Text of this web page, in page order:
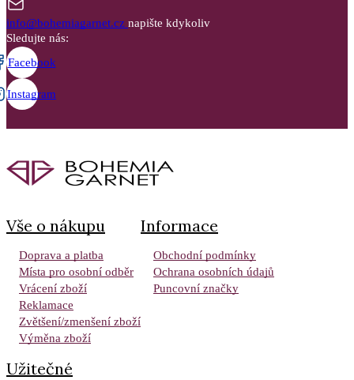
info@bohemiagarnet.cz napište kdykoliv
Sledujte nás:
Facebook
Instagram
Vše o nákupu
Doprava a platba
Místa pro osobní odběr
Vrácení zboží
Reklamace
Zvětšení/zmenšení zboží
Výměna zboží
Informace
Obchodní podmínky
Ochrana osobních údajů
Puncovní značky
Užitečné